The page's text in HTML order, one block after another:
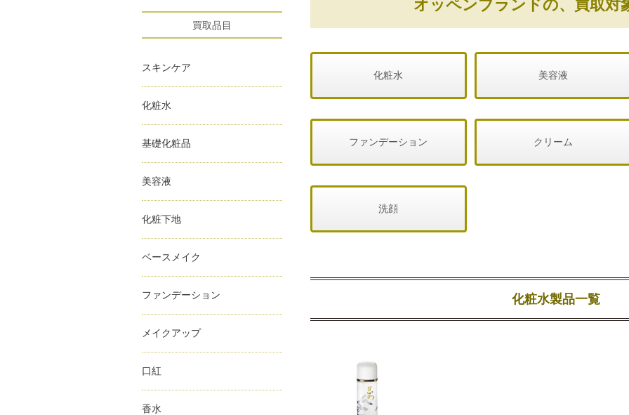
オッペンブランドの、買取対
化粧水 美容液
ファンデーション クリーム
洗顔
化粧水製品一覧
買取品目
スキンケア
化粧水
基礎化粧品
美容液
化粧下地
ベースメイク
ファンデーション
メイクアップ
口紅
香水